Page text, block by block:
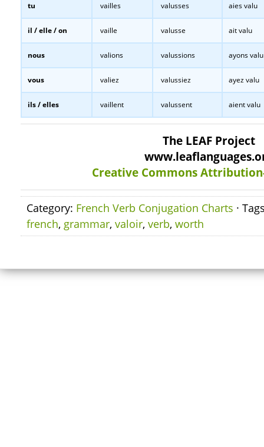
tu vailles valusses aies valu
il / elle / on vaille valusse ait valu
nous valions valussions ayons valu
vous valiez valussiez ayez valu
ils / elles vaillent valussent aient valu
The LEAF Project
Creative Commons
Category: French Verb Conjugation Charts ·
french, grammar, valoir, verb, worth